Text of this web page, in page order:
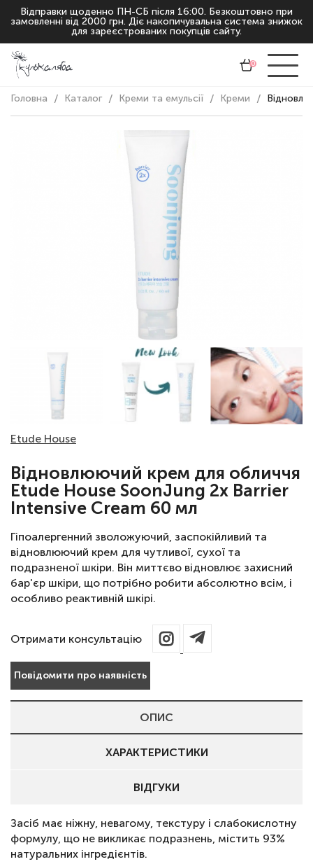
Відправки щоденно ПН-СБ після 16:00. Безкоштовно при
замовленні від 2000 грн. Діє накопичувальна система знижок
для зареєстрованих покупців сайту.
0
Головна Каталог Креми та емульсії Креми
Etude House
Відновлюючий крем для обличчя
Etude House SoonJung 2x Barrier
Intensive Cream 60 мл
Гіпоалергенний зволожуючий, заспокійливий та
відновлюючий крем для чутливої, сухої та
подразненої шкіри. Він миттєво відновлює захисний
бар'єр шкіри, що потрібно робити абсолютно всім, і
особливо реактивній шкірі.
Отримати консультацію
Повідомити про наявність
ОПИС
ХАРАКТЕРИСТИКИ
ВІДГУКИ
Засіб має ніжну, невагому, текстуру і слабокислотну
формулу, що не викликає подразнень, містить 93%
натуральних інгредієнтів.